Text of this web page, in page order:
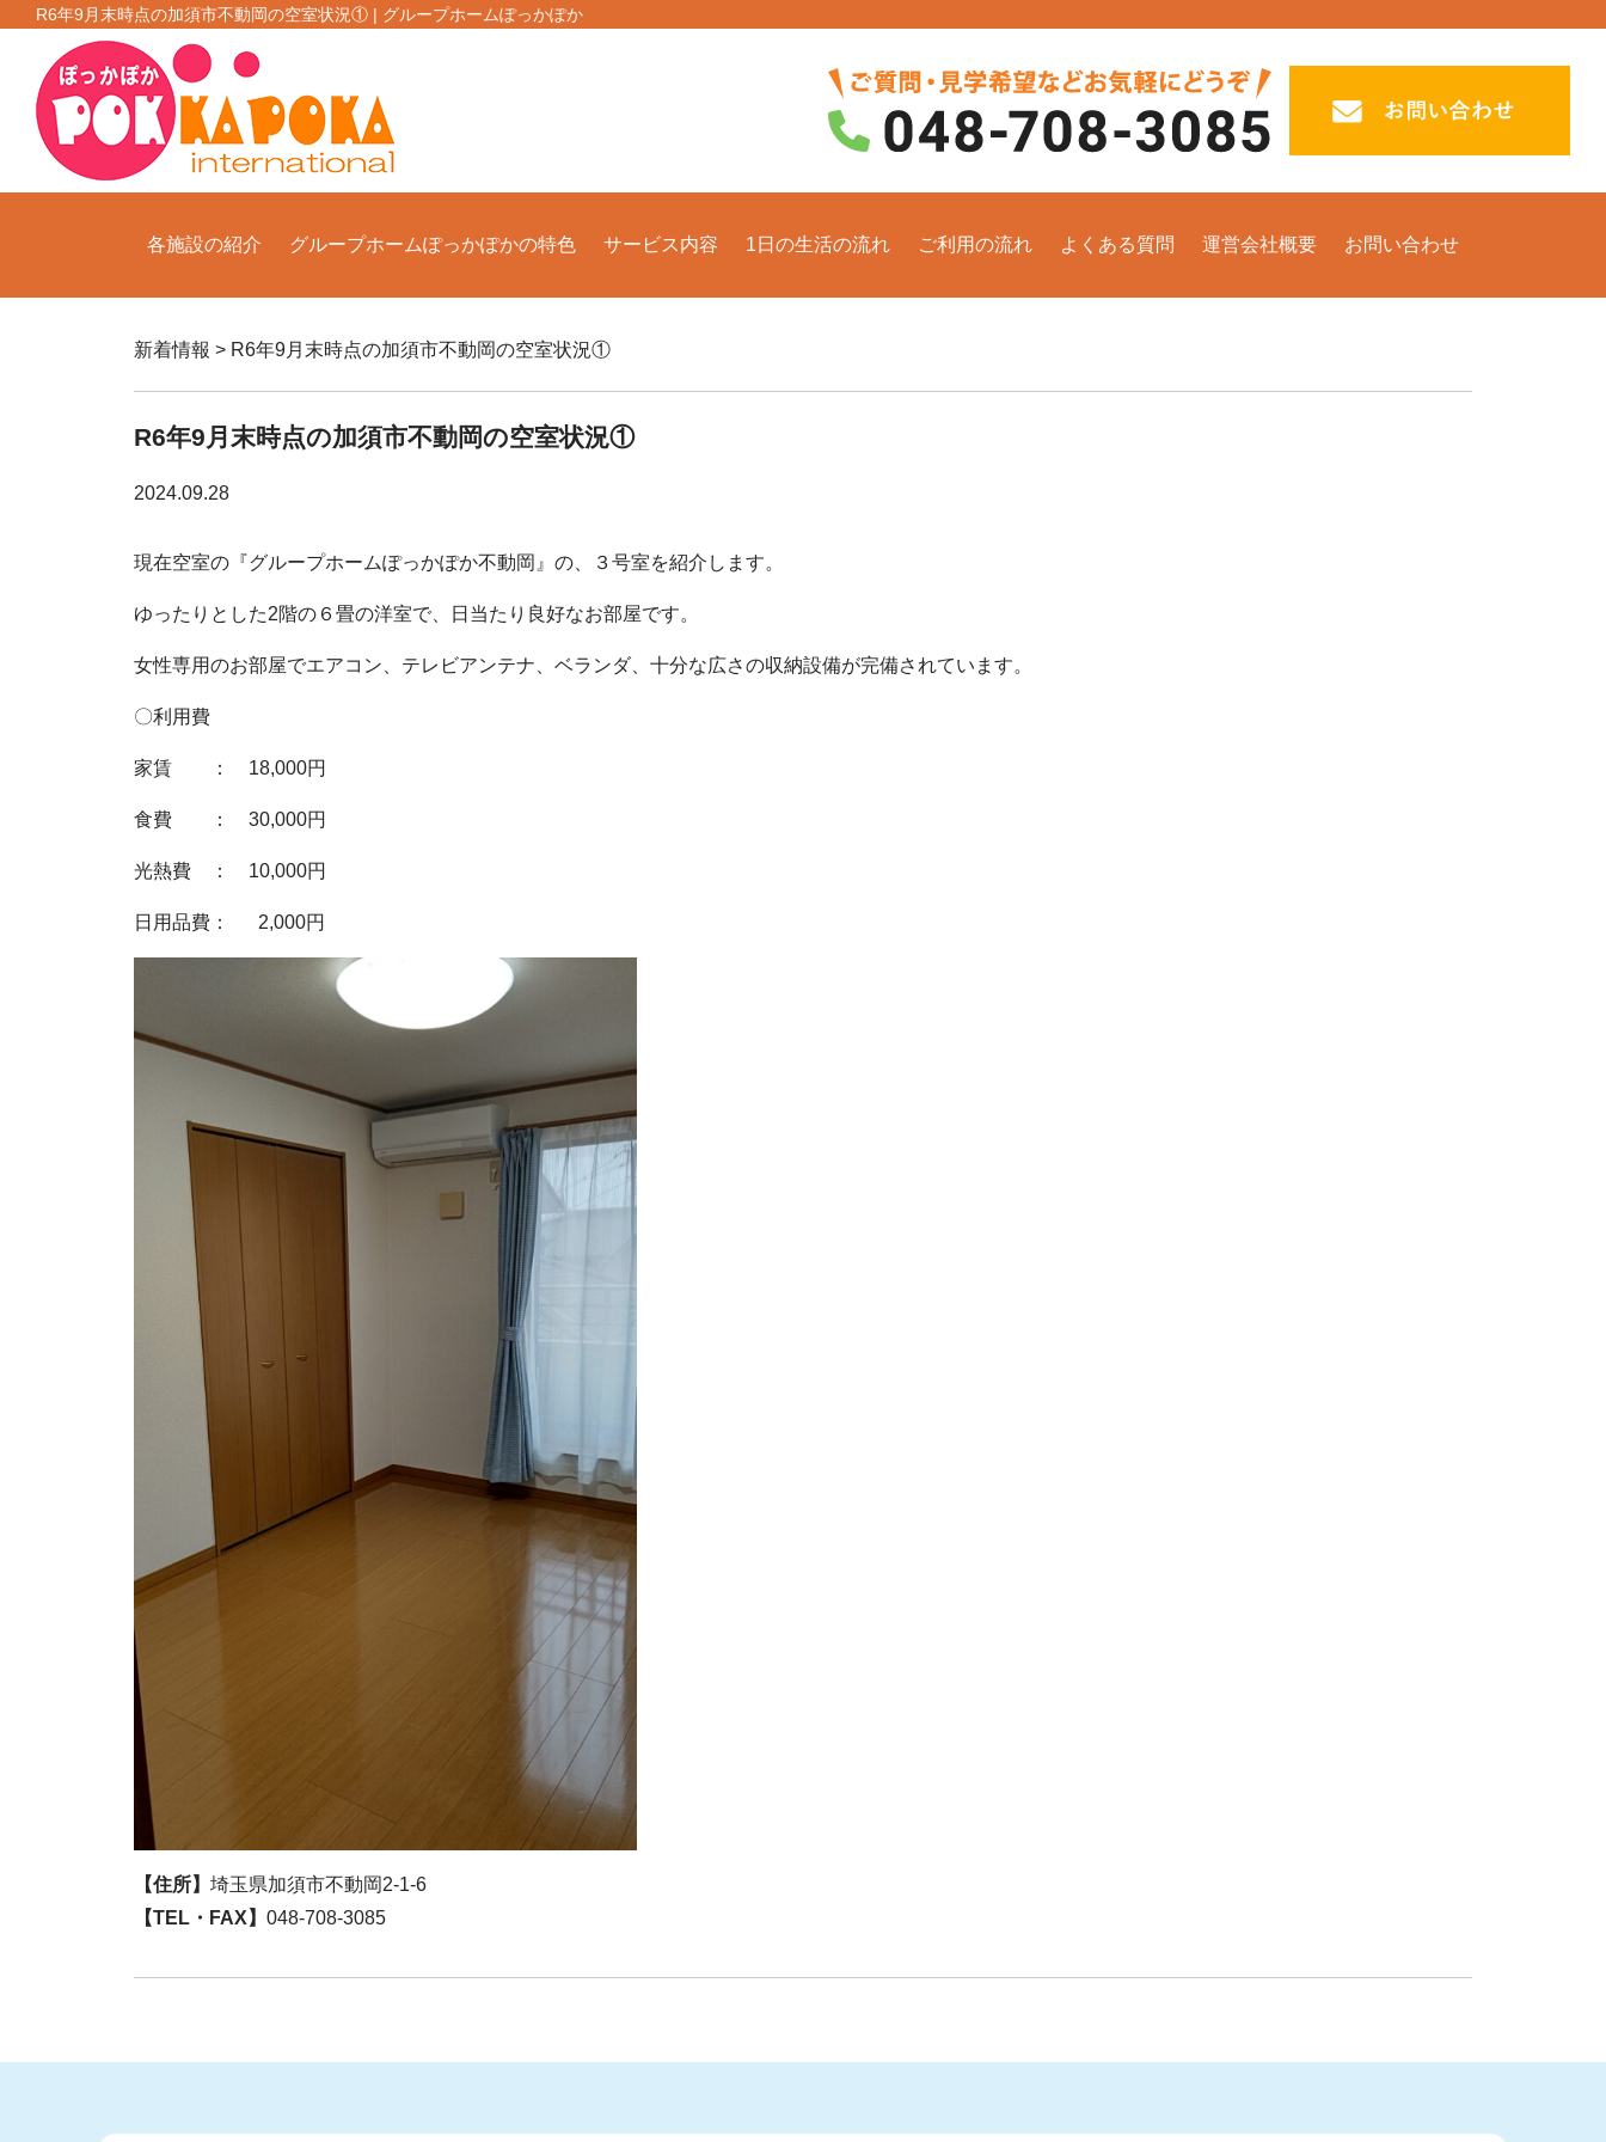
R6年9月末時点の加須市不動岡の空室状況① | グループホームぽっかぽか
各施設の紹介 グループホームぽっかぽかの特色 サービス内容 1日の生活の流れ ご利用の流れ よくある質問 運営会社概要 お問い合わせ
新着情報 > R6年9月末時点の加須市不動岡の空室状況①
R6年9月末時点の加須市不動岡の空室状況①
2024.09.28
現在空室の『グループホームぽっかぽか不動岡』の、３号室を紹介します。
ゆったりとした2階の６畳の洋室で、日当たり良好なお部屋です。
女性専用のお部屋でエアコン、テレビアンテナ、ベランダ、十分な広さの収納設備が完備されています。
〇利用費
家賃 ： 18,000円
食費 ： 30,000円
光熱費 ： 10,000円
日用品費： 2,000円
【住所】 埼玉県加須市不動岡2-1-6
【TEL・FAX】 048-708-3085